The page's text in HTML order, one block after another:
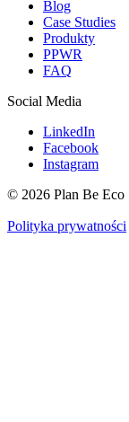
Blog
Case Studies
Produkty
PPWR
FAQ
Social Media
LinkedIn
Facebook
Instagram
© 2026 Plan Be Eco
Polityka prywatności